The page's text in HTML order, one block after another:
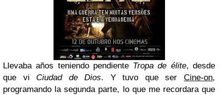
Llevaba años teniendo pendiente Tropa de élite, desde
que vi Ciudad de Dios. Y tuvo que serCine-on,
programando la segunda parte, lo que me recordara que